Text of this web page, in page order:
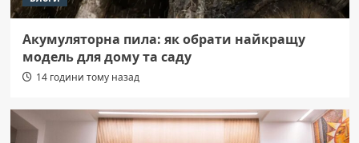
Акумуляторна пила: як обрати найкращу
модель для дому та саду
14 години тому назад